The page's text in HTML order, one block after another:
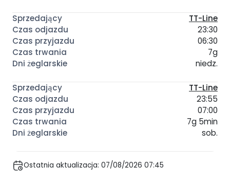
TT-Line
23:30
06:30
7g
niedz.
TT-Line
23:55
07:00
7g 5min
sob.
Ostatnia aktualizacja: 07/08/2026 07:45